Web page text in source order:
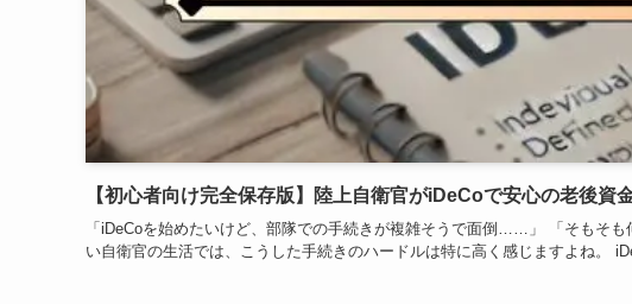
【初心者向け完全保存版】陸上自衛官がiDeCoで安心の老後資
「iDeCoを始めたいけど、部隊での手続きが複雑そうで面倒……」 「そもそ
い自衛官の生活では、こうした手続きのハードルは特に高く感じますよね。